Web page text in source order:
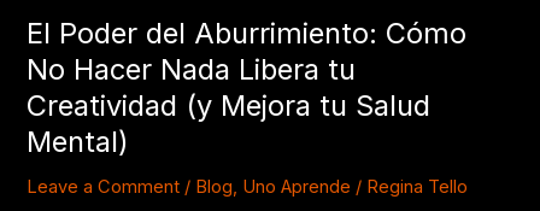
El Poder del Aburrimiento: Cómo
No Hacer Nada Libera tu
Creatividad (y Mejora tu Salud
Mental)
Leave a Comment / Blog, Uno Aprende / Regina Tello
del
Aburrimiento:
Cómo
No
Hacer
Libera